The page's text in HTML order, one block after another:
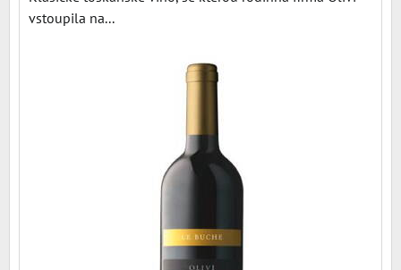
vstoupila na...